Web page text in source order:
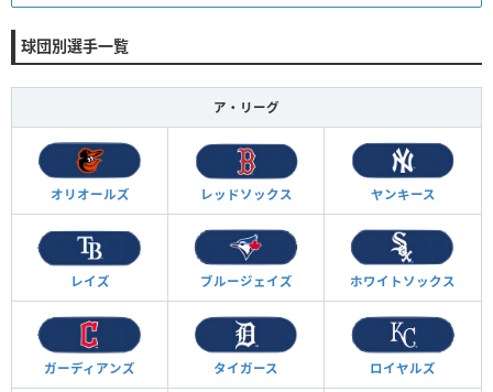
球団別選手一覧
ア・リーグ
オリオールズ レッドソックス ヤンキース
レイズ ブルージェイズ ホワイトソックス
ガーディアンズ タイガース ロイヤルズ